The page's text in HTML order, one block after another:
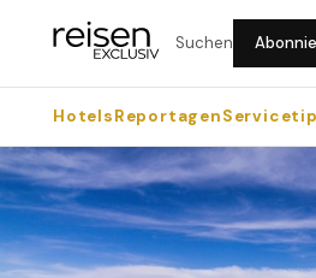
Suchen
HotelsReportagen